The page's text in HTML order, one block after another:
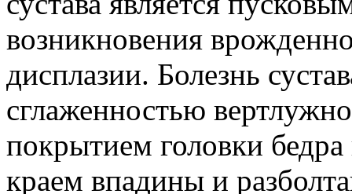
возникновения
дисплазии. Болезнь
сглаженностью
покрытием головки
краем впадины и